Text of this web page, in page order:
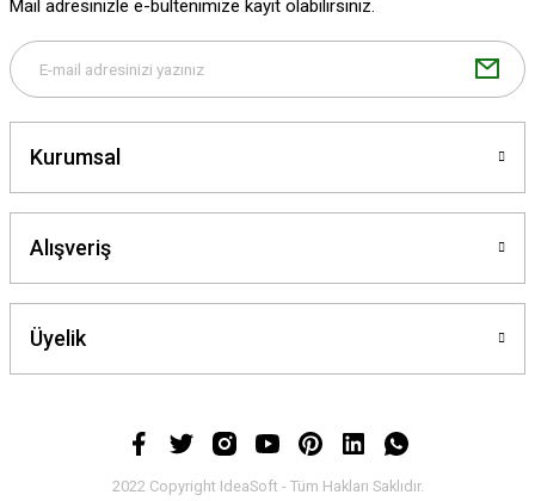
Bu ürüne benzer farklı alternatifler olmalı.
Mail adresinizle e-bültenimize kayıt olabilirsiniz.
Kurumsal
Alışveriş
Üyelik
2022 Copyright IdeaSoft - Tüm Hakları Saklıdır.